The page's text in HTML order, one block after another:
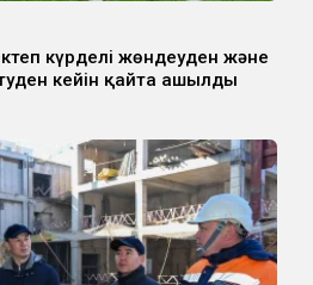
күрделі жөндеуден және
кейін қайта ашылды